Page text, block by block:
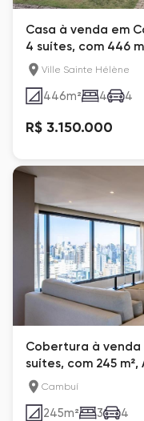
Casa à venda em
4 suítes, com 446
Ville Sainte Hélène
446m² 4 4
R$ 3.150.000
Cobertura à venda
suítes, com 245
Cambuí
245m² 3 4